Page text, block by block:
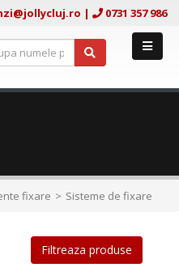
| 0731 357 986
fixare Sisteme de fixare
Filtreaza produse